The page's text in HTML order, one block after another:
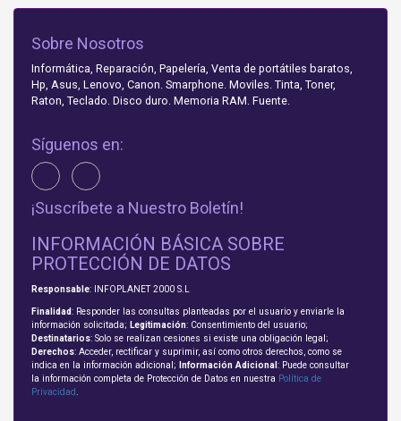
Sobre Nosotros
Informática, Reparación, Papelería, Venta de portátiles baratos,
Hp, Asus, Lenovo, Canon. Smarphone. Moviles. Tinta, Toner,
Raton, Teclado. Disco duro. Memoria RAM. Fuente.
Síguenos en:
¡Suscríbete a Nuestro Boletín!
INFORMACIÓN BÁSICA SOBRE
PROTECCIÓN DE DATOS
Responsable: INFOPLANET 2000 S.L
Finalidad: Responder las consultas planteadas por el usuario y enviarle la
información solicitada; Legitimación: Consentimiento del usuario;
Destinatarios: Solo se realizan cesiones si existe una obligación legal;
Derechos: Acceder, rectificar y suprimir, así como otros derechos, como se
indica en la información adicional;
Información Adicional : Puede consultar
la información completa de Protección de Datos en nuestra Política de
Privacidad